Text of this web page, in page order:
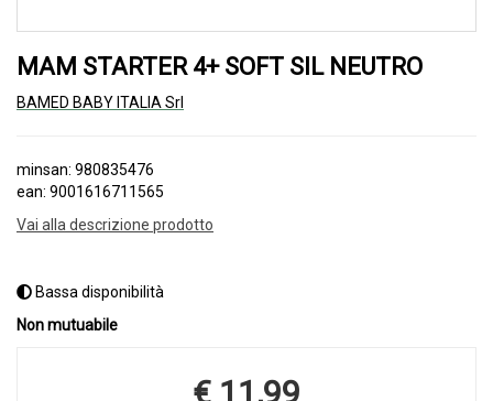
MAM STARTER 4+ SOFT SIL NEUTRO
BAMED BABY ITALIA Srl
minsan: 980835476
ean: 9001616711565
Vai alla descrizione prodotto
Bassa disponibilità
Non mutuabile
€ 11,99